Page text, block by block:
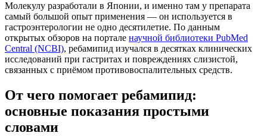
Молекулу разработали в Японии, и именно там у препарата
самый большой опыт применения — он используется в
гастроэнтерологии не одно десятилетие. По данным
открытых обзоров на портале научной библиотеки PubMed
Central (NCBI), ребамипид изучался в десятках клинических
исследований при гастритах и повреждениях слизистой,
связанных с приёмом противовоспалительных средств.
От чего помогает ребамипид:
основные показания простыми
словами